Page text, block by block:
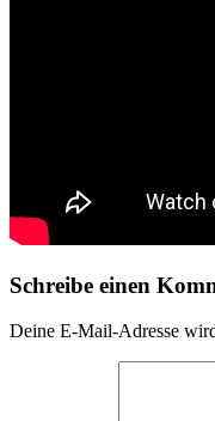
Schreibe einen
Deine E-Mail-Adresse